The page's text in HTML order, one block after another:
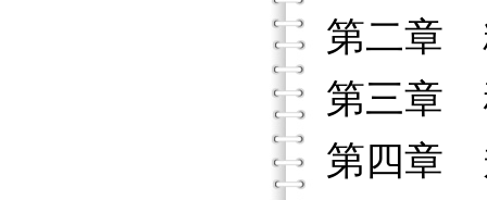
第二章
第三章
第四章